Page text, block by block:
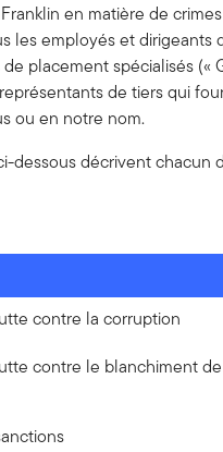
en matière de
les employés et dirigeants
placement spécialisés («
de tiers qui
ou en notre nom.
dessous décrivent chacun
contre la corruption
contre le blanchiment de